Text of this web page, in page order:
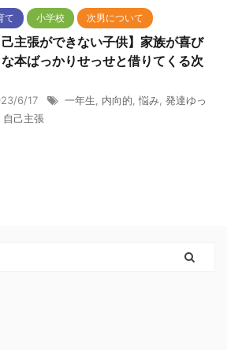
て 小学校 次男について
己主張ができない子供】家族が喜び
本ばっかりせっせと借りてくる次
6/17 一年生 内向的 悩み 発達ゆっ
自己主張